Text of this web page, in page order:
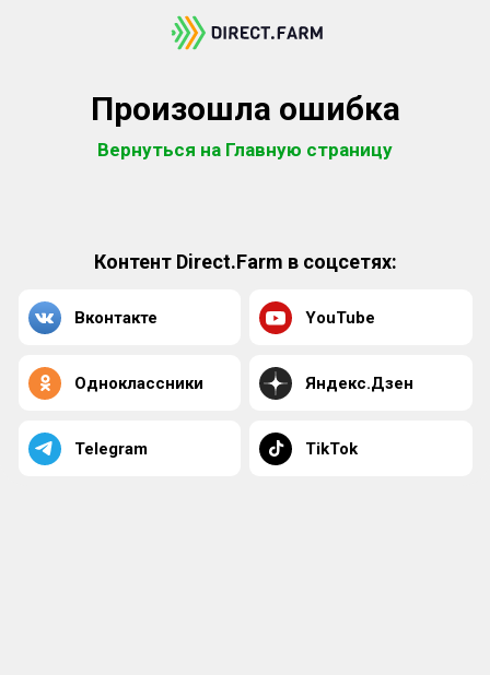
Произошла ошибка
Вернуться на Главную страницу
Контент Direct.Farm в соцсетях:
Вконтакте YouTube
Одноклассники Яндекс.Дзен
Telegram TikTok